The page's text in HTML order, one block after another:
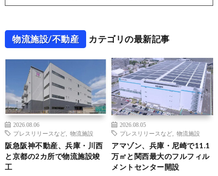
物流施設/不動産 カテゴリの最新記事
2026.08.06
プレスリリースなど
物流施設
阪急阪神不動産、兵庫・川西
と京都の2カ所で物流施設竣
工
2026.08.05
プレスリリースなど
物流施設
アマゾン、兵庫・尼崎で11.1
万㎡と関西最大のフルフィル
メントセンター開設